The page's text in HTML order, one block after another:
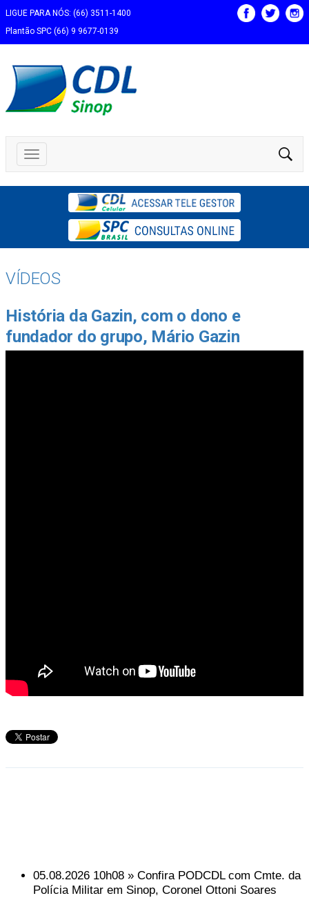
LIGUE PARA NÓS: (66) 3511-1400
Plantão SPC (66) 9 9677-0139
VÍDEOS
História da Gazin, com o dono e
fundador do grupo, Mário Gazin
05.08.2026 10h08 » Confira PODCDL com Cmte. da
Polícia Militar em Sinop, Coronel Ottoni Soares